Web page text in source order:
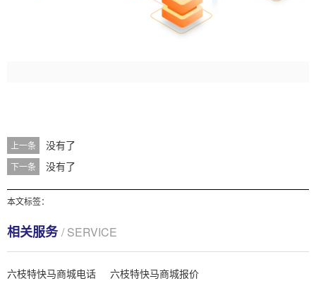
上一条 没有了
下一条 没有了
本文标签：
相关服务/ SERVICE
六枝特快马商城电话
六枝特快马商城报价